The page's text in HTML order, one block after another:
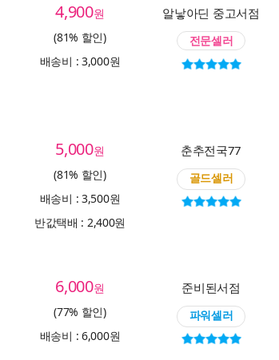
4,900원
(81% 할인)
배송비 : 3,000원
알낳아딘 중고서점
전문셀러
5,000원
(81% 할인)
배송비 : 3,500원
반값택배 : 2,400원
춘추전국77
골드셀러
6,000원
(77% 할인)
배송비 : 6,000원
준비된서점
파워셀러